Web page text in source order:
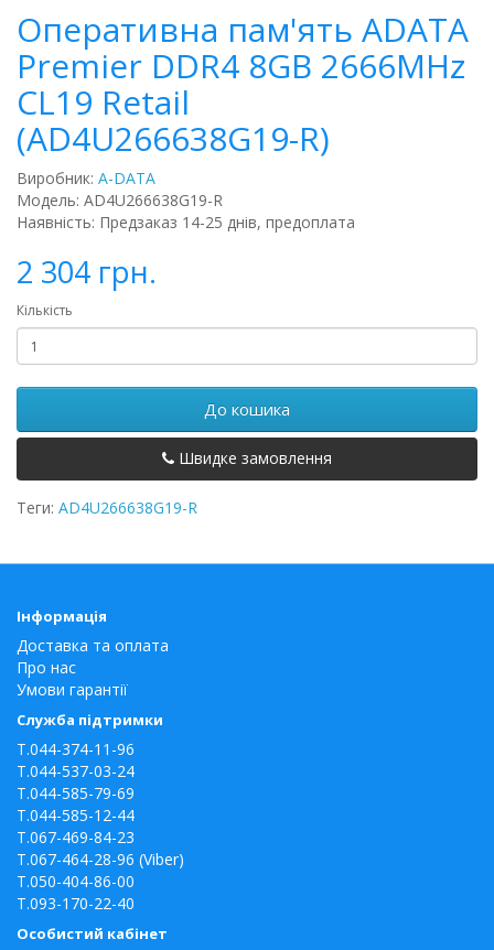
Оперативна пам'ять ADATA
Premier DDR4 8GB 2666MHz
CL19 Retail
(AD4U266638G19-R)
Виробник: A-DATA
Модель: AD4U266638G19-R
Наявність: Предзаказ 14-25 днів, предоплата
2 304 грн.
Кількість
До кошика
Швидке замовлення
Теги: AD4U266638G19-R
Інформація
Доставка та оплата
Про нас
Умови гарантії
Служба підтримки
T.044-374-11-96
T.044-537-03-24
T.044-585-79-69
T.044-585-12-44
T.067-469-84-23
T.067-464-28-96 (Viber)
T.050-404-86-00
T.093-170-22-40
Особистий кабінет